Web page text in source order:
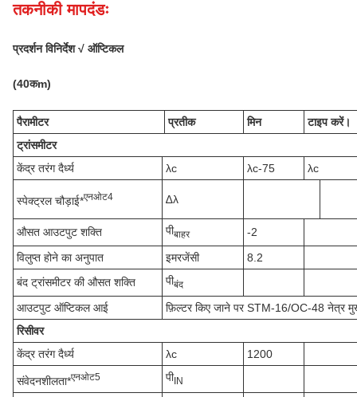
तकनीकी मापदंडः
प्रदर्शन विनिर्देश √ ऑप्टिकल
(40कm)
पैरामीटर प्रतीक मिन
टाइप करें।
ट्रांसमीटर
केंद्र तरंग दैर्ध्य
λc λc-75 λc
स्पेक्ट्रल चौड़ाई*एनओट4 ∆λ
औसत आउटपुट शक्ति पीबाहर
-2
विलुप्त होने का अनुपात
इमरजेंसी
8.2
बंद ट्रांसमीटर की औसत शक्ति
पीबंद
आउटपुट ऑप्टिकल आई
फ़िल्टर किए जाने पर STM-16/OC-48 नेत्र
रिसीवर
केंद्र तरंग दैर्ध्य
λc 1200
संवेदनशीलता*एनओट5 पीIN